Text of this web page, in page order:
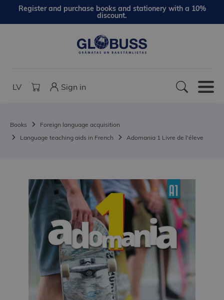
Register and purchase books and stationery with a 10%
discount.
LV Sign in
Books
Foreign language acquisition
Language teaching aids in French
Adomania 1 Livre de l'éleve